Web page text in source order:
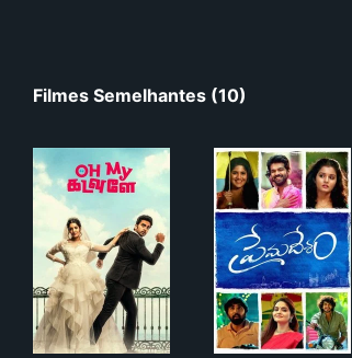
Filmes Semelhantes (10)